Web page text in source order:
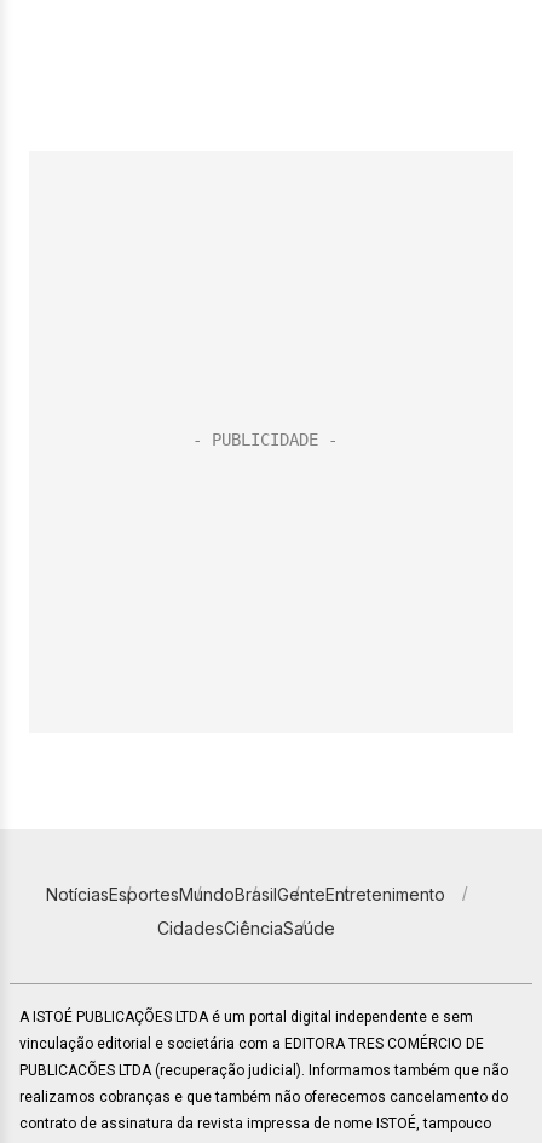
NotíciasEsportesMundoBrasilGenteEntretenimento
CidadesCiênciaSaúde
A ISTOÉ PUBLICAÇÕES LTDA é um portal digital independente e sem
vinculação editorial e societária com a EDITORA TRES COMÉRCIO DE
PUBLICACÕES LTDA (recuperação judicial). Informamos também que não
realizamos cobranças e que também não oferecemos cancelamento do
contrato de assinatura da revista impressa de nome ISTOÉ, tampouco